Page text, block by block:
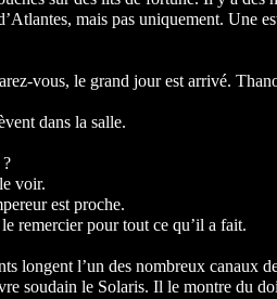
mais pas uniquement. Une
vous, le grand jour est arrivé.
dans la salle.
voir.
est proche.
remercier pour tout ce qu’il a fait.
longent l’un des nombreux canaux
soudain le Solaris. Il le montre du